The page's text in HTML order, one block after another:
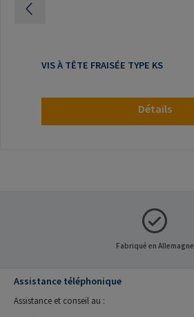
VIS À TÊTE FRAISÉE TYPE KS
Détails
Fabriqué en Allemagne
Assistance téléphonique
Assistance et conseil au :